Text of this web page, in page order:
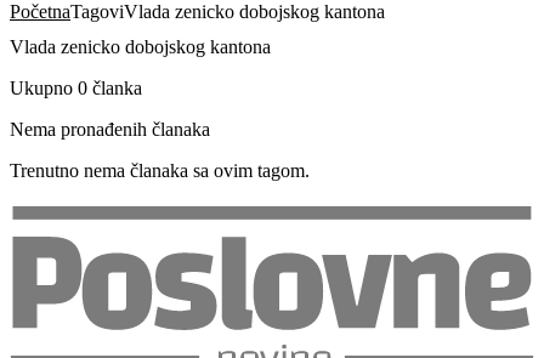
PočetnaTagoviVlada zenicko dobojskog kantona
Vlada zenicko dobojskog kantona
Ukupno 0 članka
Nema pronađenih članaka
Trenutno nema članaka sa ovim tagom.